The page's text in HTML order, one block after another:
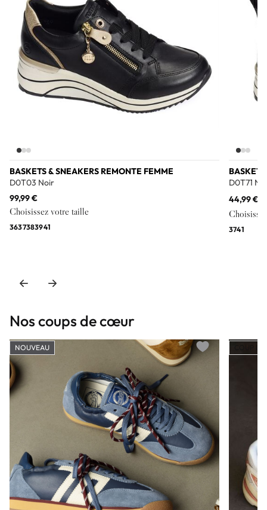
BASKETS & SNEAKERS REMONTE FEMME
D0T03 Noir
99,99 €
Choisissez votre taille
3637383941
D0T71
44,99 €
3741
Nos coups de cœur
NOUVEAU
Add to wishlist